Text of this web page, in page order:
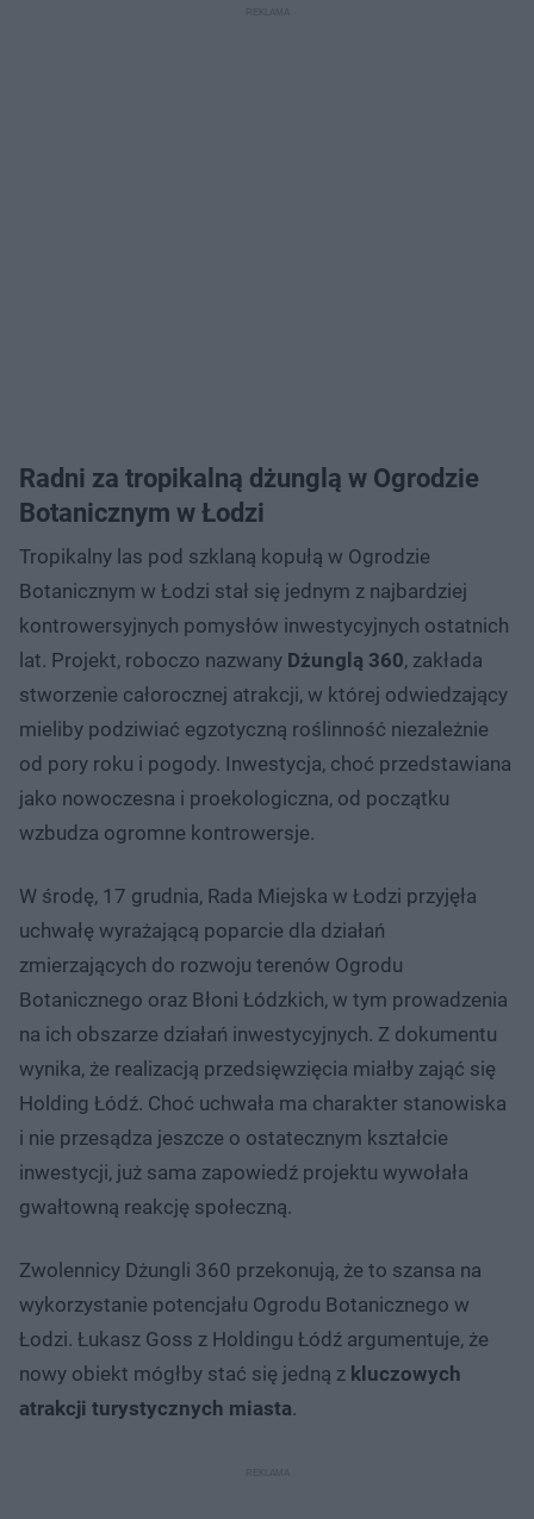
Radni za tropikalną dżunglą w Ogrodzie
Botanicznym w Łodzi
Tropikalny las pod szklaną kopułą w Ogrodzie
Botanicznym w Łodzi stał się jednym z najbardziej
kontrowersyjnych pomysłów inwestycyjnych ostatnich
lat. Projekt, roboczo nazwany Dżunglą 360, zakłada
stworzenie całorocznej atrakcji, w której odwiedzający
mieliby podziwiać egzotyczną roślinność niezależnie
od pory roku i pogody. Inwestycja, choć przedstawiana
jako nowoczesna i proekologiczna, od początku
wzbudza ogromne kontrowersje.
W środę, 17 grudnia, Rada Miejska w Łodzi przyjęła
uchwałę wyrażającą poparcie dla działań
zmierzających do rozwoju terenów Ogrodu
Botanicznego oraz Błoni Łódzkich, w tym prowadzenia
na ich obszarze działań inwestycyjnych. Z dokumentu
wynika, że realizacją przedsięwzięcia miałby zająć się
Holding Łódź. Choć uchwała ma charakter stanowiska
i nie przesądza jeszcze o ostatecznym kształcie
inwestycji, już sama zapowiedź projektu wywołała
gwałtowną reakcję społeczną.
Zwolennicy Dżungli 360 przekonują, że to szansa na
wykorzystanie potencjału Ogrodu Botanicznego w
Łodzi. Łukasz Goss z Holdingu Łódź argumentuje, że
nowy obiekt mógłby stać się jedną z kluczowych
atrakcji turystycznych miasta.